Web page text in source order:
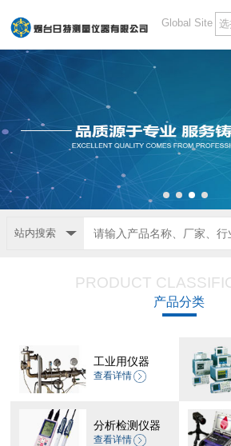
Global Site
站内搜索
PRODUCT
产品分类
工业用仪器
查看详情
分析检测仪器
查看详情